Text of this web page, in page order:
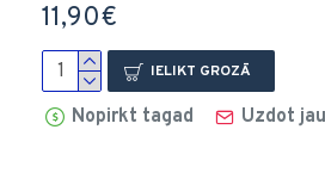
11,90€
IELIKT GROZĀ
Nopirkt tagad Uzdot